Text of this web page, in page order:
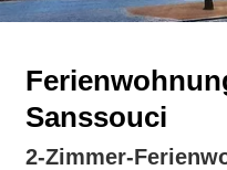
Sanssouci
2-Zimmer-